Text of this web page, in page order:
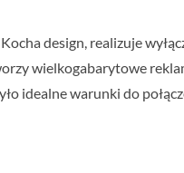
design, realizuje
wielkogabarytowe
idealne warunki do